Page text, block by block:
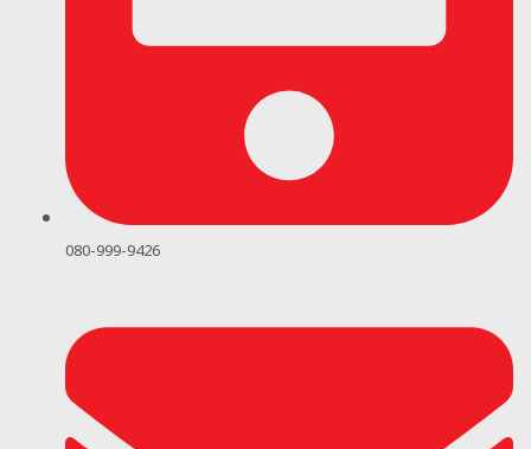
080-999-9426